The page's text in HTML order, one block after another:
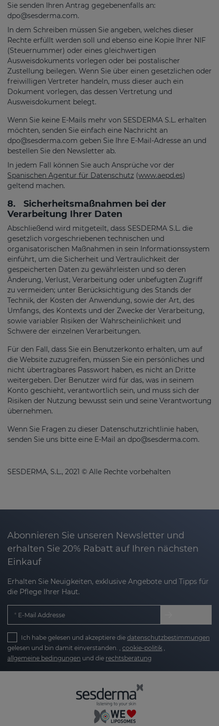
Sie senden Ihren Antrag gegebenenfalls an:
dpo@sesderma.com.
In dem Schreiben müssen Sie angeben, welches dieser
Rechte erfüllt werden soll und ebenso eine Kopie Ihrer NIF
(Steuernummer) oder eines gleichwertigen
Ausweisdokuments vorlegen oder bei postalischer
Zustellung beilegen. Wenn Sie über einen gesetzlichen oder
freiwilligen Vertreter handeln, muss dieser auch ein
Dokument vorlegen, das dessen Vertretung und
Ausweisdokument belegt.
Wenn Sie keine E-Mails mehr von SESDERMA S.L. erhalten
möchten, senden Sie einfach eine Nachricht an
dpo@sesderma.com geben Sie Ihre E-Mail-Adresse an und
bestellen Sie den Newsletter ab.
In jedem Fall können Sie auch Ansprüche vor der
Spanischen Agentur für Datenschutz (www.aepd.es)
geltend machen.
8.
Sicherheitsmaßnahmen bei der
Verarbeitung Ihrer Daten
Abschließend wird mitgeteilt, dass SESDERMA S.L. die
gesetzlich vorgeschriebenen technischen und
organisatorischen Maßnahmen in sein Informationssystem
einführt, um die Sicherheit und Vertraulichkeit der
gespeicherten Daten zu gewährleisten und so deren
Änderung, Verlust, Verarbeitung oder unbefugten Zugriff
zu vermeiden; unter Berücksichtigung des Stands der
Technik, der Kosten der Anwendung, sowie der Art, des
Umfangs, des Kontexts und der Zwecke der Verarbeitung,
sowie variabler Risiken der Wahrscheinlichkeit und
Schwere der einzelnen Verarbeitungen.
Für den Fall, dass Sie ein Benutzerkonto erhalten, um auf
die Website zuzugreifen, müssen Sie ein persönliches und
nicht übertragbares Passwort haben, es nicht an Dritte
weitergeben. Der Benutzer wird für das, was in seinem
Konto geschieht, verantwortlich sein, und muss sich der
Risiken der Nutzung bewusst sein und seine Verantwortung
übernehmen.
Wenn Sie Fragen zu dieser Datenschutzrichtlinie haben,
senden Sie uns bitte eine E-Mail an dpo@sesderma.com.
SESDERMA, S.L., 2021 © Alle Rechte vorbehalten
Abonnieren Sie unseren Newsletter und
erhalten Sie 20% Rabatt auf Ihren nächsten
Einkauf
Erhalten Sie Neuigkeiten, exklusive Angebote und Tipps für
die Pflege Ihrer Haut.
E-Mail Addresse
Ich habe gelesen und akzeptiere die datenschutzbestimmungen
gelesen und bin damit einverstanden. , cookie-politik
allgemeine bedingungen und die rechtsberatung